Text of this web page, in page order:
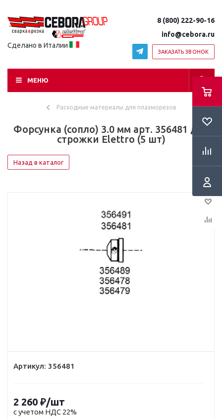
Сделано в Италии
8 (800) 222-90-16
info@cebora.ru
ЗАКАЗАТЬ ЗВОНОК
МЕНЮ
Расходные материалы для плазморезов
Форсунка (сопло) 3.0 мм арт. 356481 для
строжки Elettro (5 шт)
Назад в каталог
Артикул: 356481
2 260 ₽/шт
с учетом НДС 22%